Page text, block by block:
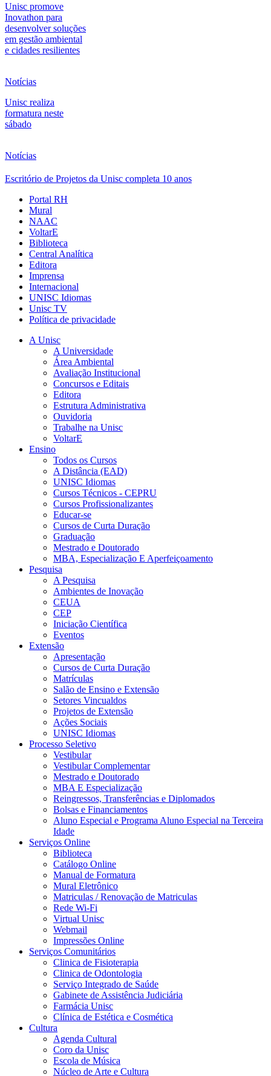
Unisc promove
Inovathon para
desenvolver soluções
em gestão ambiental
e cidades resilientes
Notícias
Unisc realiza
formatura neste
sábado
Notícias
Escritório de Projetos da Unisc completa 10 anos
Portal RH
Mural
NAAC
VoltarE
Biblioteca
Central Analítica
Editora
Imprensa
Internacional
UNISC Idiomas
Unisc TV
Política de privacidade
A Unisc
A Universidade
Área Ambiental
Avaliação Institucional
Concursos e Editais
Editora
Estrutura Administrativa
Ouvidoria
Trabalhe na Unisc
VoltarE
Ensino
Todos os Cursos
A Distância (EAD)
UNISC Idiomas
Cursos Técnicos - CEPRU
Cursos Profissionalizantes
Educar-se
Cursos de Curta Duração
Graduação
Mestrado e Doutorado
MBA, Especialização E Aperfeiçoamento
Pesquisa
A Pesquisa
Ambientes de Inovação
CEUA
CEP
Iniciação Científica
Eventos
Extensão
Apresentação
Cursos de Curta Duração
Matrículas
Salão de Ensino e Extensão
Setores Vincualdos
Projetos de Extensão
Ações Sociais
UNISC Idiomas
Processo Seletivo
Vestibular
Vestibular Complementar
Mestrado e Doutorado
MBA E Especialização
Reingressos, Transferências e Diplomados
Bolsas e Financiamentos
Aluno Especial e Programa Aluno Especial na Terceira
Idade
Serviços Online
Biblioteca
Catálogo Online
Manual de Formatura
Mural Eletrônico
Matriculas / Renovação de Matriculas
Rede Wi-Fi
Virtual Unisc
Webmail
Impressões Online
Serviços Comunitários
Clinica de Fisioterapia
Clinica de Odontologia
Serviço Integrado de Saúde
Gabinete de Assistência Judiciária
Farmácia Unisc
Clínica de Estética e Cosmética
Cultura
Agenda Cultural
Coro da Unisc
Escola de Música
Núcleo de Arte e Cultura